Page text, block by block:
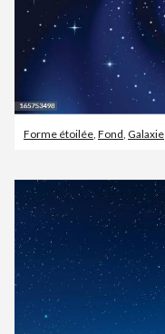
Forme étoilée, Fond, Galaxie